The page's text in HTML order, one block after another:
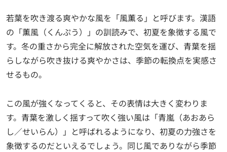
若葉を吹き渡る爽やかな風を「風薫る」と呼びます。漢語
の「薫風（くんぷう）」の訓読みで、初夏を象徴する風で
す。冬の重さから完全に解放された空気を運び、青葉を揺
らしながら吹き抜ける爽やかさは、季節の転換点を実感さ
せるもの。
この風が強くなってくると、その表情は大きく変わりま
す。青葉を激しく揺すって吹く強い風は「青嵐（あおあら
し／せいらん）」と呼ばれるようになり、初夏の力強さを
象徴するのだといえるでしょう。同じ風でありながら季節